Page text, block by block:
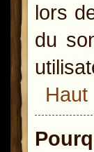
lors
du
Haut